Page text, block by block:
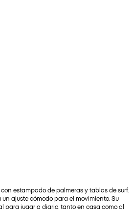
estampado de palmeras y tablas de surf.
ajuste cómodo para el movimiento. Su
para jugar a diario, tanto en casa como al